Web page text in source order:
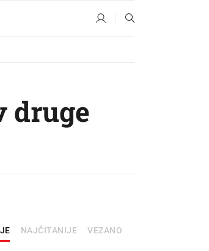
druge
NAJČITANIJE VEZANO